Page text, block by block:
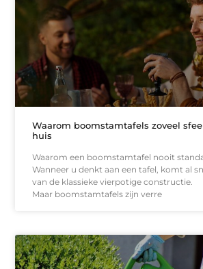
Waarom boomstamtafels zoveel
huis
Waarom een boomstamtafel nooit
Wanneer u denkt aan een tafel, komt al
van de klassieke vierpotige constructie.
Maar boomstamtafels zijn verre